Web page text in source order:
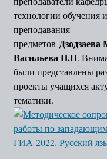
технологии обучения
преподавания
предметов
Васильева Н.Н.
были представлены
проекты учащихся
тематики.